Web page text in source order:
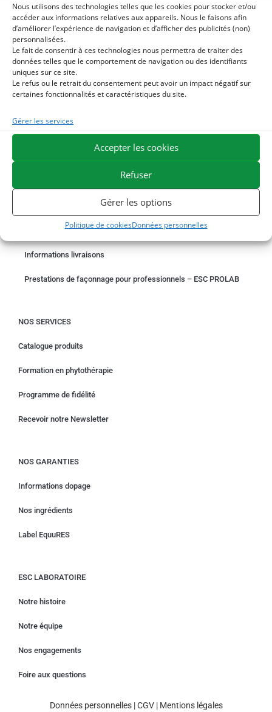
Nous utilisons des technologies telles que les cookies pour stocker et/ou
accéder aux informations relatives aux appareils. Nous le faisons afin
d’améliorer l’expérience de navigation et d’afficher des publicités (non)
personnalisées.
Le fait de consentir à ces technologies nous permettra de traiter des
données telles que le comportement de navigation ou des identifiants
uniques sur ce site.
Le refus ou le retrait du consentement peut avoir un impact négatif sur
certaines fonctionnalités et caractéristiques du site.
Gérer les services
Accepter les cookies
Refuser
Gérer les options
Politique de cookiesDonnées personnelles
1 LEVURE ACTIVE + - PROBIOTIQUE CHEVAL - FLORE
2
DE L’HUMIDITÉ
3 TOURTEAU DE SOJA SANS OGM - APPORT EN
PROTÉINES ET SOUTIEN ÉNERGÉTIQUE POUR CHEVAUX
PAIEMENT SÉCURISÉ
BESOIN D'AIDE ?
Un problème avec votre commande ?
Demande de rétractation
Informations livraisons
Prestations de façonnage pour professionnels – ESC PROLAB
NOS SERVICES
Catalogue produits
Formation en phytothérapie
Programme de fidélité
Recevoir notre Newsletter
NOS GARANTIES
Informations dopage
Nos ingrédients
Label EquuRES
ESC LABORATOIRE
Notre histoire
Notre équipe
Nos engagements
Foire aux questions
Données personnelles|CGV| Mentions légales